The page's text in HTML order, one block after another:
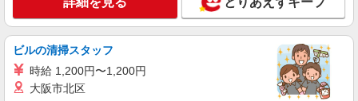
膳などの補助業務
時給1600円〜2250円 ＜日払い有/週払い有/交
通費全支給(ガソリン代含む)＞
さいたま市岩槻区
詳細を見る
ビルの清掃スタッフ
時給 1,200円〜1,200円
大阪市北区